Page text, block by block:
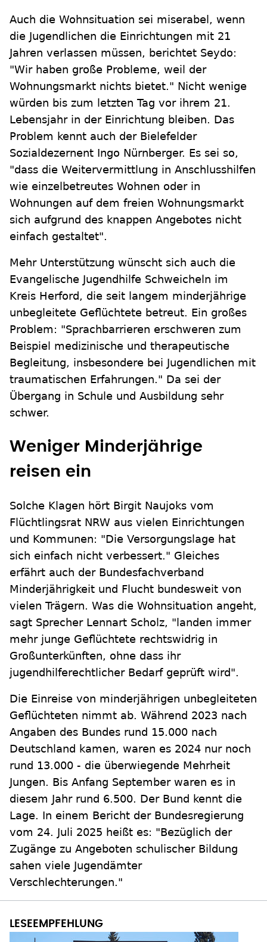
Auch die Wohnsituation sei miserabel, wenn
die Jugendlichen die Einrichtungen mit 21
Jahren verlassen müssen, berichtet Seydo:
"Wir haben große Probleme, weil der
Wohnungsmarkt nichts bietet." Nicht wenige
würden bis zum letzten Tag vor ihrem 21.
Lebensjahr in der Einrichtung bleiben. Das
Problem kennt auch der Bielefelder
Sozialdezernent Ingo Nürnberger. Es sei so,
"dass die Weitervermittlung in Anschlusshilfen
wie einzelbetreutes Wohnen oder in
Wohnungen auf dem freien Wohnungsmarkt
sich aufgrund des knappen Angebotes nicht
einfach gestaltet".
Mehr Unterstützung wünscht sich auch die
Evangelische Jugendhilfe Schweicheln im
Kreis Herford, die seit langem minderjährige
unbegleitete Geflüchtete betreut. Ein großes
Problem: "Sprachbarrieren erschweren zum
Beispiel medizinische und therapeutische
Begleitung, insbesondere bei Jugendlichen mit
traumatischen Erfahrungen." Da sei der
Übergang in Schule und Ausbildung sehr
schwer.
Weniger Minderjährige
reisen ein
Solche Klagen hört Birgit Naujoks vom
Flüchtlingsrat NRW aus vielen Einrichtungen
und Kommunen: "Die Versorgungslage hat
sich einfach nicht verbessert." Gleiches
erfährt auch der Bundesfachverband
Minderjährigkeit und Flucht bundesweit von
vielen Trägern. Was die Wohnsituation angeht,
sagt Sprecher Lennart Scholz, "landen immer
mehr junge Geflüchtete rechtswidrig in
Großunterkünften, ohne dass ihr
jugendhilferechtlicher Bedarf geprüft wird".
Die Einreise von minderjährigen unbegleiteten
Geflüchteten nimmt ab. Während 2023 nach
Angaben des Bundes rund 15.000 nach
Deutschland kamen, waren es 2024 nur noch
rund 13.000 - die überwiegende Mehrheit
Jungen. Bis Anfang September waren es in
diesem Jahr rund 6.500. Der Bund kennt die
Lage. In einem Bericht der Bundesregierung
vom 24. Juli 2025 heißt es: "Bezüglich der
Zugänge zu Angeboten schulischer Bildung
sahen viele Jugendämter
Verschlechterungen."